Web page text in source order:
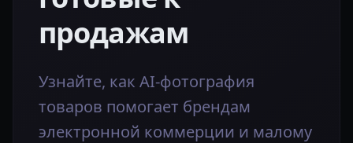
продажам
Узнайте, как AI‑фотография
товаров помогает брендам
электронной коммерции и малому